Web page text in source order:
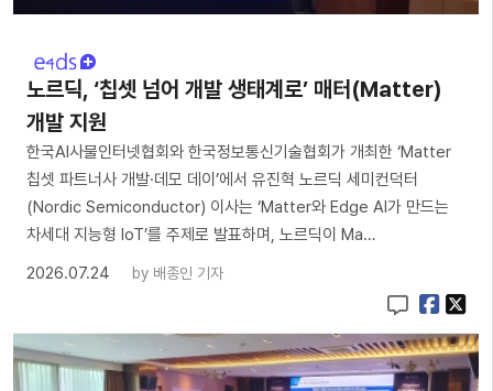
노르딕, ‘칩셋 넘어 개발 생태계로’ 매터(Matter)
개발 지원
한국AI사물인터넷협회와 한국정보통신기술협회가 개최한 ‘Matter
칩셋 파트너사 개발·데모 데이’에서 유진혁 노르딕 세미컨덕터
(Nordic Semiconductor) 이사는 ‘Matter와 Edge AI가 만드는
차세대 지능형 IoT’를 주제로 발표하며, 노르딕이 Ma…
2026.07.24
by 배종인 기자